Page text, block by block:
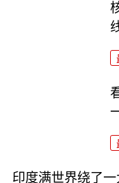
印度满世界绕了一